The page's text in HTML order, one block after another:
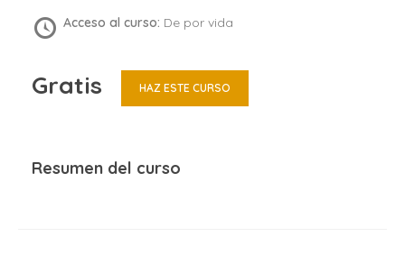
Acceso al curso: De por vida
Gratis HAZ ESTE CURSO
Resumen del curso